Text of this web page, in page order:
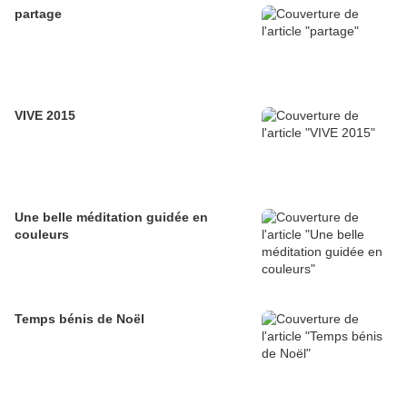
partage
VIVE 2015
Une belle méditation guidée en
couleurs
Temps bénis de Noël